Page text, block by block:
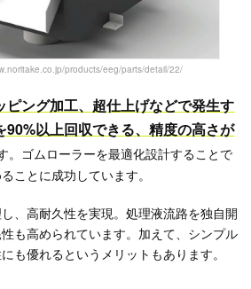
products/eeg/parts/detail/22/
ピング加工、超仕上げなどで発生す
90%以上回収できる、精度の高さが
。ゴムローラーを最適化設計することで
ことに成功しています。
、高耐久性を実現。処理液流路を独自開
も高められています。加えて、シンプル
も優れるというメリットもあります。